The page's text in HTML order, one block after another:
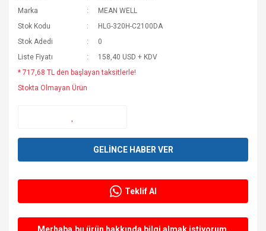
Marka
MEAN WELL
Stok Kodu
HLG-320H-C2100DA
Stok Adedi
0
Liste Fiyatı
158,40 USD + KDV
* 717,68 TL den başlayan taksitlerle!
Stokta Olmayan Ürün
GELİNCE HABER VER
Teklif Al
Merhaba,bu ürün hakkında bilgi almak istiyorum.